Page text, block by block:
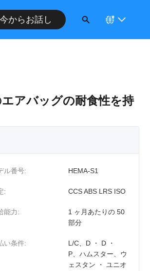
今からお話し
アバッグの耐食性を持
ル番号: HEMA-S1
: CCS ABS LRS ISO
能力:
1 ヶ月あたりの 50
部分
い条件:
L/C、D ・ D ・
P、ハムスター、ウ
ェスタン ・ ユニオ